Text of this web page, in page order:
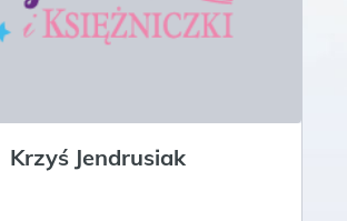
Krzyś Jendrusiak